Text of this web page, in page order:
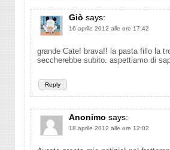
Giò says:
16 aprile 2012 alle ore 17:42
Reply
grande Cate! brava!! la pasta fillo la
seccherebbe subito. aspettiamo di
Anonimo says:
18 aprile 2012 alle ore 12:02